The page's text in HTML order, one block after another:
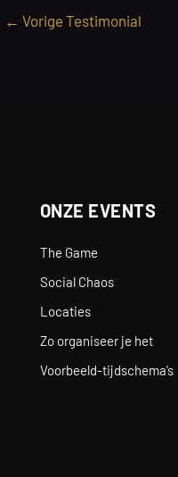
← Vorige Testimonial
ONZE EVENTS
The Game
Social Chaos
Locaties
Zo organiseer je het
Voorbeeld-tijdschema’s